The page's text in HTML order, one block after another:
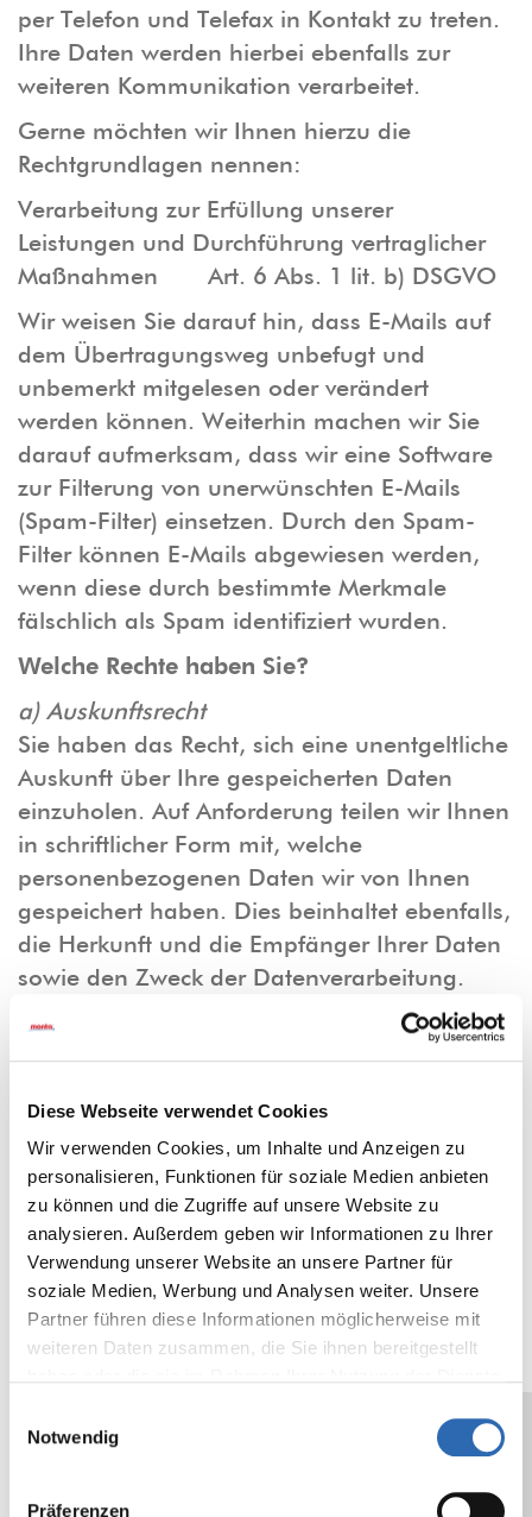
Diese Webseite verwendet Cookies
Wir verwenden Cookies, um Inhalte und Anzeigen zu
personalisieren, Funktionen für soziale Medien anbieten
zu können und die Zugriffe auf unsere Website zu
analysieren. Außerdem geben wir Informationen zu Ihrer
Verwendung unserer Website an unsere Partner für
soziale Medien, Werbung und Analysen weiter. Unsere
Partner führen diese Informationen möglicherweise mit
weiteren Daten zusammen, die Sie ihnen bereitgestellt
Notwendig
Präferenzen
per Telefon und Telefax in Kontakt zu treten.
Ihre Daten werden hierbei ebenfalls zur
weiteren Kommunikation verarbeitet.
Gerne möchten wir Ihnen hierzu die
Rechtgrundlagen nennen:
Verarbeitung zur Erfüllung unserer
Leistungen und Durchführung vertraglicher
Maßnahmen Art. 6 Abs. 1 lit. b) DSGVO
Wir weisen Sie darauf hin, dass E-Mails auf
dem Übertragungsweg unbefugt und
unbemerkt mitgelesen oder verändert
werden können. Weiterhin machen wir Sie
darauf aufmerksam, dass wir eine Software
zur Filterung von unerwünschten E-Mails
(Spam-Filter) einsetzen. Durch den Spam-
Filter können E-Mails abgewiesen werden,
wenn diese durch bestimmte Merkmale
fälschlich als Spam identifiziert wurden.
Welche Rechte haben Sie?
a) Auskunftsrecht
Sie haben das Recht, sich eine unentgeltliche
Auskunft über Ihre gespeicherten Daten
einzuholen. Auf Anforderung teilen wir Ihnen
in schriftlicher Form mit, welche
personenbezogenen Daten wir von Ihnen
gespeichert haben. Dies beinhaltet ebenfalls,
die Herkunft und die Empfänger Ihrer Daten
sowie den Zweck der Datenverarbeitung.
b) Recht auf Berichtigung
Sie haben das Recht, Ihre bei uns
berichtigen zu lassen. Hierbei können Sie
eine Einschränkung der Verarbeitung, z. B.
bei Bestreiten der Richtigkeit Ihrer
personenbezogenen Daten, verlangen.
c) Recht auf Sperrung
Des Weiteren können Sie Ihre Daten sperren
lassen. Damit eine Sperrung Ihrer Daten
Sperrdatei vorgehalten werden.